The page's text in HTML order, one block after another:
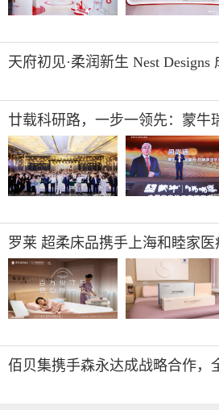
天府初见·柔润新生 Nest Designs
廿载科研路，一步一领先：蒙牛
宝宝成长密码
罗莱 超柔床品携手上海和睦家
安睡新体验
佰贝集携手森永达成战略合作，